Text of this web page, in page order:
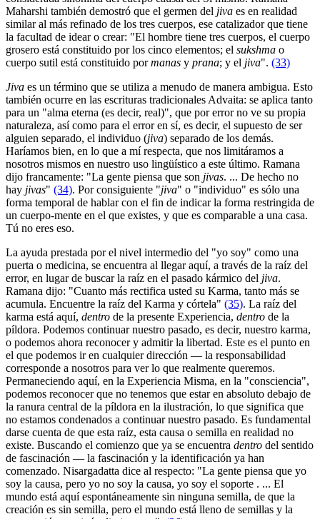
Maharshi también demostró que el germen del jiva es en realidad
similar al más refinado de los tres cuerpos, ese catalizador que tiene
la facultad de idear o crear: "El hombre tiene tres cuerpos, el cuerpo
grosero está constituido por los cinco elementos; el sukshma o
cuerpo sutil está constituido pormanas y prana; y el jiva". (33)
Jiva es un término que se utiliza a menudo de manera ambigua. Esto
también ocurre en las escrituras tradicionales Advaita: se aplica tanto
para un "alma eterna (es decir, real)", que por error no ve su propia
naturaleza, así como para el error en sí, es decir, el supuesto de ser
alguien separado, el individuo (jiva) separado de los demás.
Haríamos bien, en lo que a mí respecta, que nos limitáramos a
nosotros mismos en nuestro uso lingüístico a este último. Ramana
dijo francamente: "La gente piensa que son jivas. ... De hecho no
hay jivas" (34). Por consiguiente "jiva" o "individuo" es sólo una
forma temporal de hablar con el fin de indicar la forma restringida de
un cuerpo-mente en el que existes, y que es comparable a una casa.
Tú no eres eso.
La ayuda prestada por el nivel intermedio del "yo soy" como una
puerta o medicina, se encuentra al llegar aquí, a través de la raíz del
error, en lugar de buscar la raíz en el pasado kármico del jiva.
Ramana dijo: "Cuanto más rectifica usted su Karma, tanto más se
acumula. Encuentre la raíz del Karma y córtela" (35). La raíz del
karma está aquí, dentro de la presente Experiencia, dentro de la
píldora. Podemos continuar nuestro pasado, es decir, nuestro karma,
o podemos ahora reconocer y admitir la libertad. Este es el punto en
el que podemos ir en cualquier dirección ― la responsabilidad
corresponde a nosotros para ver lo que realmente queremos.
Permaneciendo aquí, en la Experiencia Misma, en la "consciencia",
podemos reconocer que no tenemos que estar en absoluto debajo de
la ranura central de la píldora en la ilustración, lo que significa que
no estamos condenados a continuar nuestro pasado. Es fundamental
darse cuenta de que esta raíz, esta causa o semilla en realidad no
existe. Buscando el comienzo que ya se encuentra dentro del sentido
de fascinación ― la fascinación y la identificación ya han
comenzado. Nisargadatta dice al respecto: "La gente piensa que yo
soy la causa, pero yo no soy la causa, yo soy el soporte . ... El
mundo está aquí espontáneamente sin ninguna semilla, de que la
creación es sin semilla, pero el mundo está lleno de semillas y la